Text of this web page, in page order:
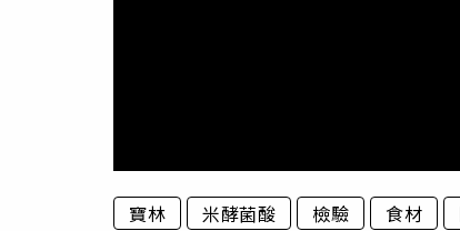
寶林 米酵菌酸 檢驗 食材